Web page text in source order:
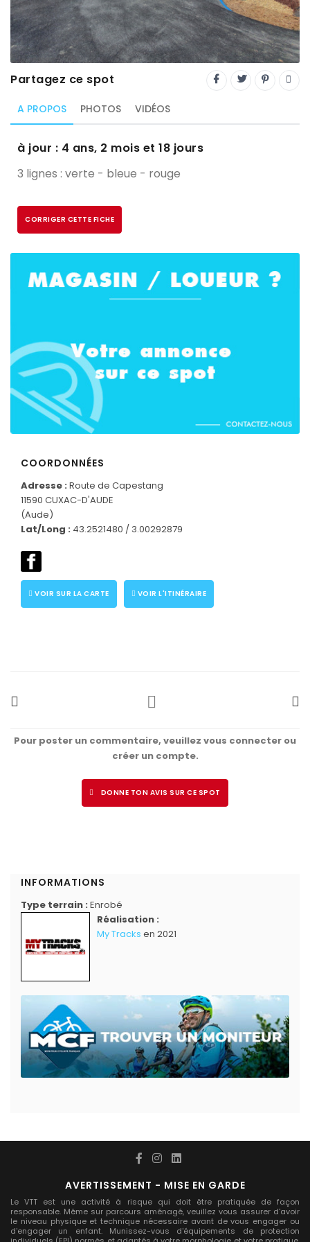
CONNECTEZ-VOUS
Trial
XC Rando - VTTAE
XCO
Constructeurs-Shapers
Derniers commentaires
Partagez ce spot
A PROPOS PHOTOS VIDÉOS
à jour : 4 ans, 2 mois et 18 jours
3 lignes : verte - bleue - rouge
CORRIGER CETTE FICHE
COORDONNÉES
Adresse : Route de Capestang
11590 CUXAC-D'AUDE
(Aude)
Lat/Long : 43.2521480 / 3.00292879
VOIR SUR LA CARTE VOIR L'ITINÉRAIRE
Pour poster un commentaire, veuillez vous connecter ou
créer un compte.
DONNE TON AVIS SUR CE SPOT
INFORMATIONS
Type terrain : Enrobé
Réalisation :
My Tracks en 2021
AVERTISSEMENT - MISE EN GARDE
Le VTT est une activité à risque qui doit être pratiquée de façon
responsable. Même sur parcours aménagé, veuillez vous assurer d'avoir
le niveau physique et technique nécessaire avant de vous engager ou
d'engager un enfant. Munissez-vous d'équipements de protection